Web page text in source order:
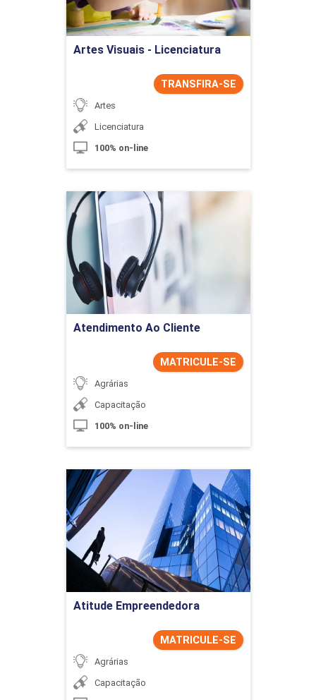
Artes Visuais - Licenciatura
TRANSFIRA-SE
Artes
Licenciatura
100% on-line
Ir para Inscrição
Atendimento Ao Cliente
MATRICULE-SE
Agrárias
Capacitação
100% on-line
Atendimento Ao Cliente
Detalhes do curso
Ir para Inscrição
Atitude Empreendedora
MATRICULE-SE
Agrárias
Capacitação
Atitude Empreendedora
Detalhes do curso
Ir para Inscrição